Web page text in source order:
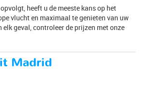
heeft u de meeste kans op het
vlucht en maximaal te genieten van uw
geval, controleer de prijzen met onze
Madrid